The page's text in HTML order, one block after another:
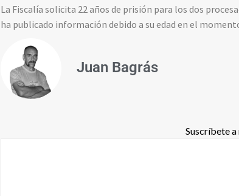
La Fiscalía solicita 22 años de prisión para los dos
ha publicado información debido a su edad en el
Juan Bagrás
Suscríbete